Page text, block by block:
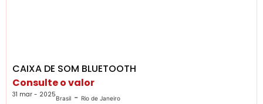
CAIXA DE SOM BLUETOOTH
Consulte o valor
31 mar - 2025Brasil - Rio de Janeiro